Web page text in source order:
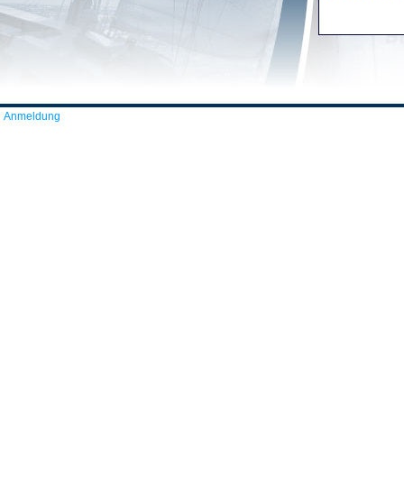
Anmeldung